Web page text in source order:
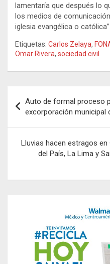
lamentaría que después lo
los medios de
iglesia evangélica o católica”.
Etiquetas: Carlos Zelaya,
Omar Rivera, sociedad civil
de
entradas
Auto de formal proceso
excorporación municipal
Lluvias hacen estragos en
del País, La Lima y